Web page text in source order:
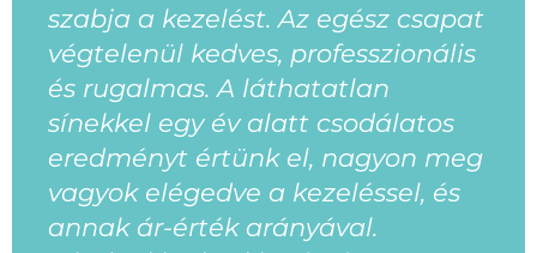
szabja a kezelést. Az egész csapat
végtelenül kedves, professzionális
és rugalmas. A láthatatlan
sínekkel egy év alatt csodálatos
eredményt értünk el, nagyon meg
vagyok elégedve a kezeléssel, és
annak ár-érték arányával.